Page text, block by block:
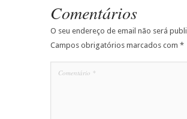
Comentários
O seu endereço de email não será
Campos obrigatórios marcados com *